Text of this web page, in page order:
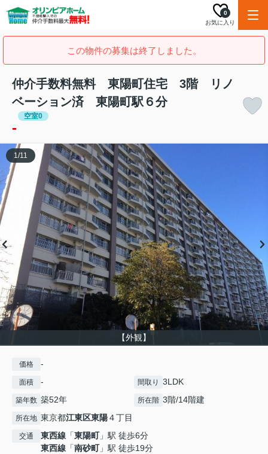
お気に入り
0
この物件の募集は終了しました。
仲介手数料無料 東陽町住宅 3階 リノ
ベーション済 東陽町駅６分
空室0
-
【外観】
1/11
価格 -
面積 - 間取り 3LDK
築年数 築52年 所在階 3階/14階建
所在地 東京都江東区東陽４丁目
交通 東西線 「東陽町」駅 徒歩6分
東西線 「南砂町」駅 徒歩19分